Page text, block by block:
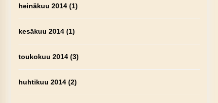
heinäkuu 2014(1)
kesäkuu 2014(1)
toukokuu 2014(3)
huhtikuu 2014(2)